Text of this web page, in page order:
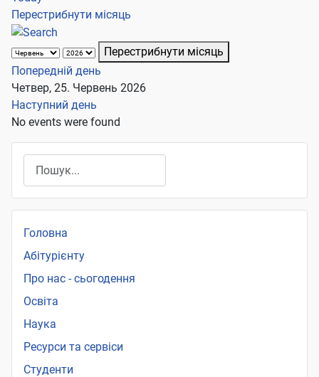
Перестрибнути місяць
Перестрибнути місяць
Попередній день
Четвер, 25. Червень 2026
Наступний день
No events were found
Головна
Абітурієнту
Про нас - сьогодення
Освіта
Наука
Ресурси та сервіси
Студенти